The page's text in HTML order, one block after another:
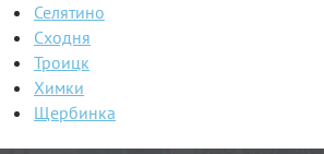
Селятино
Сходня
Троицк
Химки
Щербинка